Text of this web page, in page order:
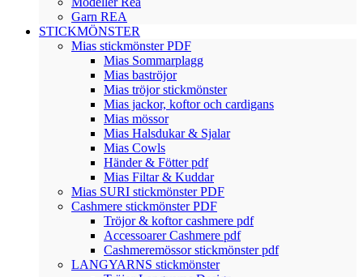
Garn REA
STICKMÖNSTER
Mias stickmönster PDF
Mias Sommarplagg
Mias baströjor
Mias tröjor stickmönster
Mias jackor, koftor och cardigans
Mias mössor
Mias Halsdukar & Sjalar
Mias Cowls
Händer & Fötter pdf
Mias Filtar & Kuddar
Mias SURI stickmönster PDF
Cashmere stickmönster PDF
Tröjor & koftor cashmere pdf
Accessoarer Cashmere pdf
Cashmeremössor stickmönster pdf
LANGYARNS stickmönster